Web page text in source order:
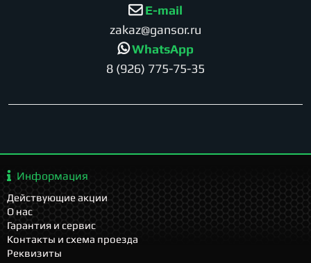
E-mail
zakaz@gansor.ru
WhatsApp
8 (926) 775-75-35
Информация
Действующие акции
О нас
Гарантия и сервис
Контакты и схема проезда
Реквизиты